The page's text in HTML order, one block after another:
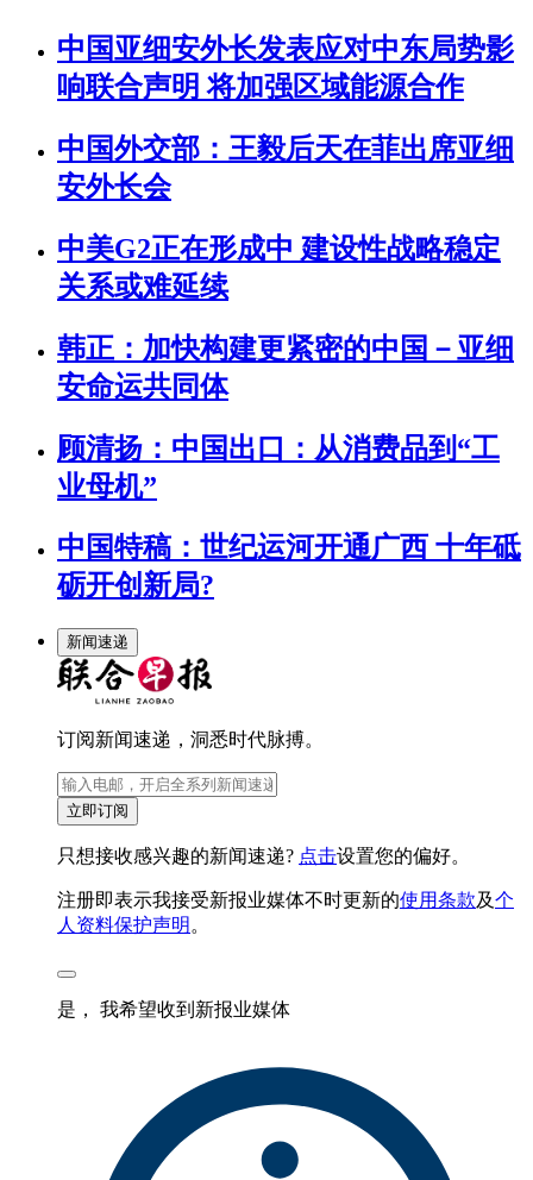
中国亚细安外长发表应对中东局势影
响联合声明 将加强区域能源合作
中国外交部：王毅后天在菲出席亚细
安外长会
中美G2正在形成中 建设性战略稳定
关系或难延续
韩正：加快构建更紧密的中国－亚细
安命运共同体
顾清扬：中国出口：从消费品到“工
业母机”
中国特稿：世纪运河开通广西 十年砥
砺开创新局?
新闻速递
订阅新闻速递，洞悉时代脉搏。
立即订阅
只想接收感兴趣的新闻速递? 点击设置您的偏好。
注册即表示我接受新报业媒体不时更新的使用条款及个
人资料保护声明 。
是， 我希望收到新报业媒体